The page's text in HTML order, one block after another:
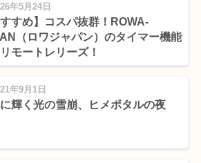
年5月24日
すすめ】コスパ抜群！ROWA-
（ロワジャパン）のタイマー機能
モートレリーズ！
年9月1日
輝く光の雪崩、ヒメボタルの夜